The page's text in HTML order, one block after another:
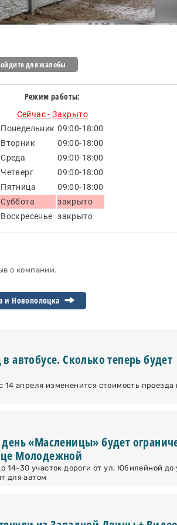
для жалобы
Режим работы:
Сейчас - Закрыто
Понедельник 09:00-18:00
Вторник
09:00-18:00
Среда
09:00-18:00
Четверг
09:00-18:00
Пятница
09:00-18:00
Суббота
закрыто
Воскресенье закрыто
о компании.
и Новополоцка
автобусе. Сколько теперь будет
14 апреля измененится стоимость проезда
«Масленицы» будет
Молодежной
14-30 участок дороги от ул. Юбилейной до
для автом